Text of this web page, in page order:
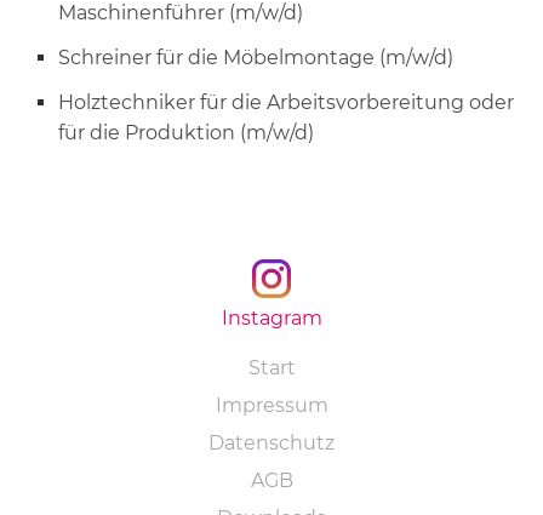
Maschinenführer (m/w/d)
Schreiner für die Möbelmontage (m/w/d)
Holztechniker für die Arbeitsvorbereitung oder
für die Produktion (m/w/d)
Instagram
Navigation
Start
Impressum
Datenschutz
AGB